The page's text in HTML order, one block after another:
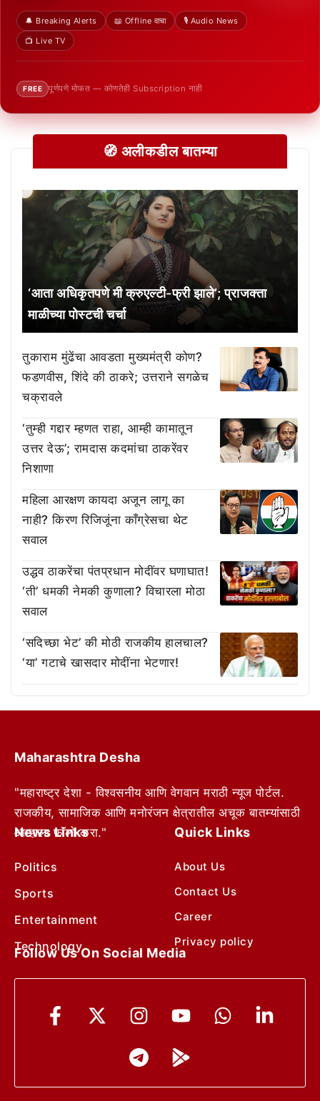
🔔 Breaking Alerts 📖 Offline वाचा
🎙️ Audio News
📺 Live TV
FREE पूर्णपणे मोफत — कोणतेही Subscription नाही
🧭 अलीकडील बातम्या
‘आता अधिकृतपणे मी क्रुएल्टी-फ्री झाले’; प्राजक्ता
माळीच्या पोस्टची चर्चा
तुकाराम मुंढेंचा आवडता मुख्यमंत्री कोण?
फडणवीस, शिंदे की ठाकरे; उत्तराने सगळेच
चक्रावले
‘तुम्ही गद्दार म्हणत राहा, आम्ही कामातून
उत्तर देऊ’; रामदास कदमांचा ठाकरेंवर
निशाणा
महिला आरक्षण कायदा अजून लागू का
नाही? किरण रिजिजूंना काँग्रेसचा थेट
सवाल
उद्धव ठाकरेंचा पंतप्रधान मोदींवर घणाघात!
‘ती’ धमकी नेमकी कुणाला? विचारला मोठा
सवाल
‘सदिच्छा भेट’ की मोठी राजकीय हालचाल?
‘या’ गटाचे खासदार मोदींना भेटणार!
Maharashtra Desha
"महाराष्ट्र देशा - विश्वसनीय आणि वेगवान मराठी न्यूज पोर्टल.
राजकीय, सामाजिक आणि मनोरंजन क्षेत्रातील अचूक बातम्यांसाठी
आम्हाला फॉलो करा."
News Links
Politics
Sports
Entertainment
Technology
Quick Links
About Us
Contact Us
Career
Privacy policy
Follow Us On Social Media